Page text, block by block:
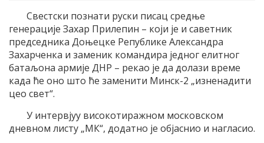
Свестски познати руски писац средње
генерације Захар Прилепин – који је и саветник
председника Доњецке Републике Александра
Захарченка и заменик командира једног елитног
батаљона армије ДНР – рекао је да долази време
када ће оно што ће заменити Минск-2 „изненадити
цео свет“.
У интервјуу високотиражном московском
дневном листу „МК“, додатно је објаснио и нагласио.